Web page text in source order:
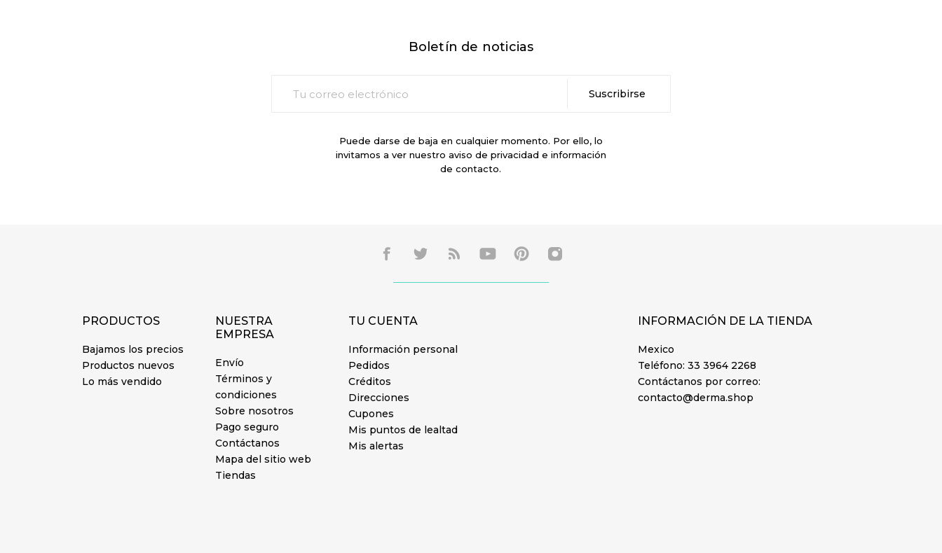
Boletín de noticias
Puede darse de baja en cualquier momento. Por ello, lo
invitamos a ver nuestro aviso de privacidad e información
de contacto.
PRODUCTOS
Bajamos los precios
Productos nuevos
Lo más vendido
NUESTRA
EMPRESA
Envío
Términos y
condiciones
Sobre nosotros
Pago seguro
Contáctanos
Mapa del sitio web
Tiendas
TU CUENTA
Información personal
Pedidos
Créditos
Direcciones
Cupones
Mis puntos de lealtad
Mis alertas
INFORMACIÓN DE LA TIENDA
Mexico
Teléfono: 33 3964 2268
Contáctanos por correo:
contacto@derma.shop